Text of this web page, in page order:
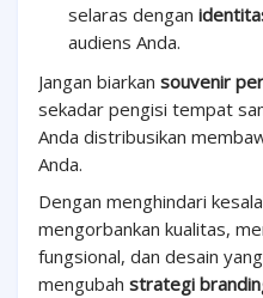
selaras dengan
audiens Anda.
Jangan biarkan souvenir
sekadar pengisi tempat
Anda distribusikan
Anda.
Dengan menghindari
mengorbankan kualitas,
fungsional, dan desain
mengubah strategi